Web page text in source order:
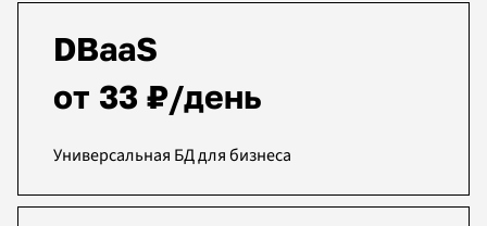
DBaaS
от 33 ₽/день
Универсальная БД для бизнеса